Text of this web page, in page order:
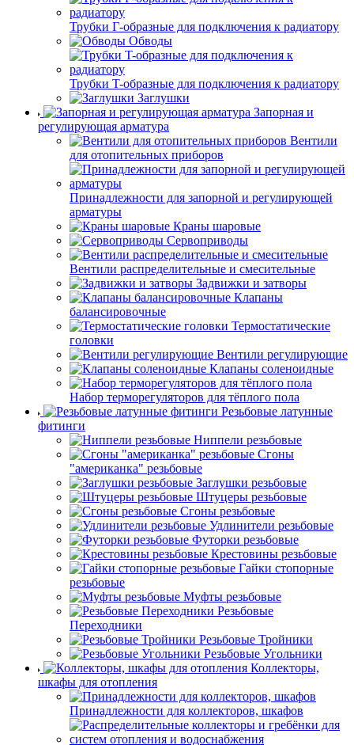
Трубки Г-образные для подключения к радиатору
Обводы
Трубки T-образные для подключения к радиатору
Заглушки
Запорная и
регулирующая арматура
Вентили
для отопительных приборов
Принадлежности для запорной и регулирующей
арматуры
Краны шаровые
Сервоприводы
Вентили распределительные и смесительные
Задвижки и затворы
Клапаны
балансировочные
Термостатические
головки
Вентили регулирующие
Клапаны соленоидные
Набор терморегуляторов для тёплого пола
Резьбовые латунные
фитинги
Ниппели резьбовые
Сгоны
"американка" резьбовые
Заглушки резьбовые
Штуцеры резьбовые
Сгоны резьбовые
Удлинители резьбовые
Футорки резьбовые
Крестовины резьбовые
Гайки стопорные
резьбовые
Муфты резьбовые
Резьбовые
Переходники
Резьбовые Тройники
Резьбовые Угольники
Коллекторы,
шкафы для отопления
Принадлежности для коллекторов, шкафов